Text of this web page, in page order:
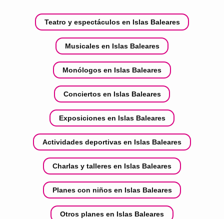
Teatro y espectáculos en Islas Baleares
Musicales en Islas Baleares
Monólogos en Islas Baleares
Conciertos en Islas Baleares
Exposiciones en Islas Baleares
Actividades deportivas en Islas Baleares
Charlas y talleres en Islas Baleares
Planes con niños en Islas Baleares
Otros planes en Islas Baleares